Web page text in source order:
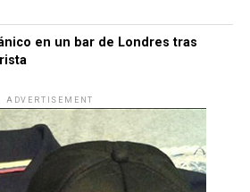
en un bar de Londres tras
ADVERTISEMENT